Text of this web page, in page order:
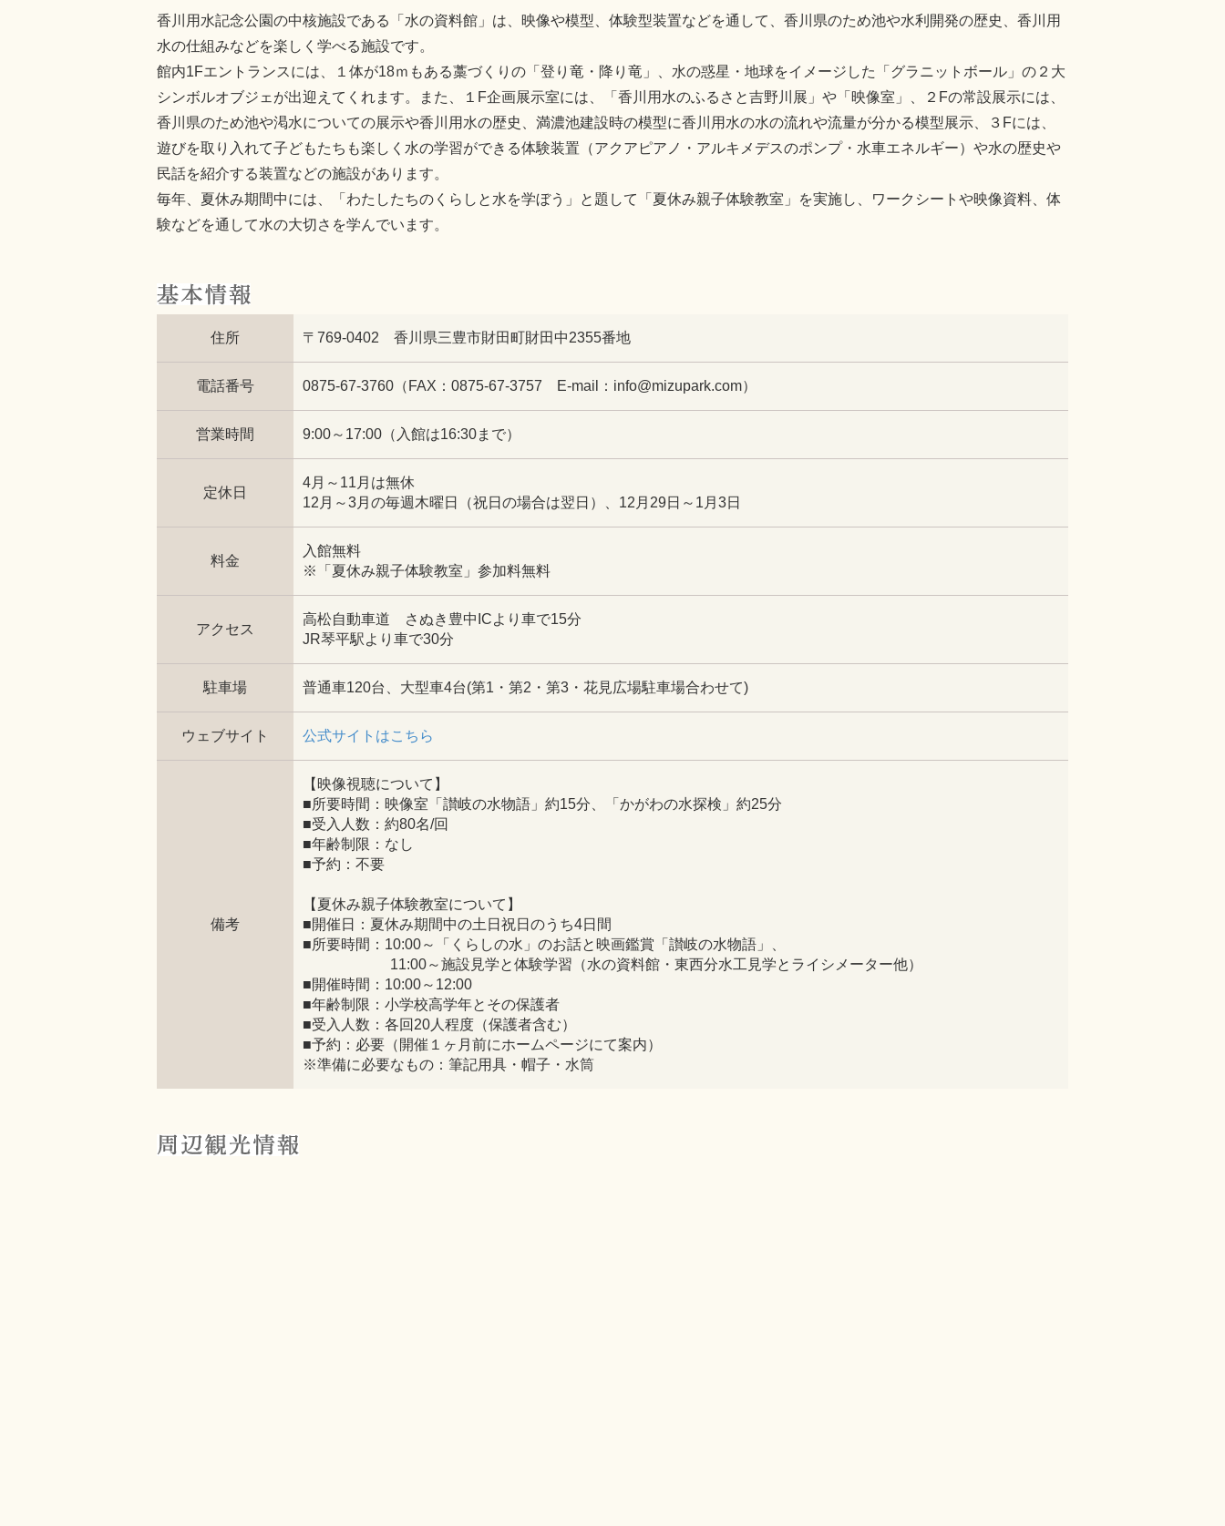
香川用水記念公園の中核施設である「水の資料館」は、映像や模型、体験型装置などを通して、香川県のため池や水利開発の歴史、香川用
水の仕組みなどを楽しく学べる施設です。
館内1Fエントランスには、１体が18ｍもある藁づくりの「登り竜・降り竜」、水の惑星・地球をイメージした「グラニットボール」の２大
シンボルオブジェが出迎えてくれます。また、１F企画展示室には、「香川用水のふるさと吉野川展」や「映像室」、２Fの常設展示には、
香川県のため池や渇水についての展示や香川用水の歴史、満濃池建設時の模型に香川用水の水の流れや流量が分かる模型展示、３Fには、
遊びを取り入れて子どもたちも楽しく水の学習ができる体験装置（アクアピアノ・アルキメデスのポンプ・水車エネルギー）や水の歴史や
民話を紹介する装置などの施設があります。
毎年、夏休み期間中には、「わたしたちのくらしと水を学ぼう」と題して「夏休み親子体験教室」を実施し、ワークシートや映像資料、体
験などを通して水の大切さを学んでいます。
住所 〒769-0402 香川県三豊市財田町財田中2355番地
電話番号 0875-67-3760（FAX：0875-67-3757 E-mail：info@mizupark.com）
営業時間 9:00～17:00（入館は16:30まで）
定休日
4月～11月は無休
12月～3月の毎週木曜日（祝日の場合は翌日）、12月29日～1月3日
料金
入館無料
※「夏休み親子体験教室」参加料無料
アクセス
高松自動車道 さぬき豊中ICより車で15分
JR琴平駅より車で30分
駐車場 普通車120台、大型車4台(第1・第2・第3・花見広場駐車場合わせて)
ウェブサイト 公式サイトはこちら
備考
【映像視聴について】
■所要時間：映像室「讃岐の水物語」約15分、「かがわの水探検」約25分
■受入人数：約80名/回
■年齢制限：なし
■予約：不要
【夏休み親子体験教室について】
■開催日：夏休み期間中の土日祝日のうち4日間
■所要時間：10:00～「くらしの水」のお話と映画鑑賞「讃岐の水物語」、
11:00～施設見学と体験学習（水の資料館・東西分水工見学とライシメーター他）
■開催時間：10:00～12:00
■年齢制限：小学校高学年とその保護者
■受入人数：各回20人程度（保護者含む）
■予約：必要（開催１ヶ月前にホームページにて案内）
※準備に必要なもの：筆記用具・帽子・水筒